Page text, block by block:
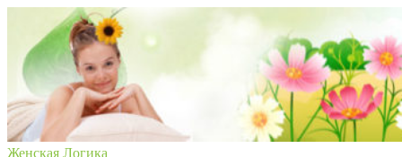
Женская Логика